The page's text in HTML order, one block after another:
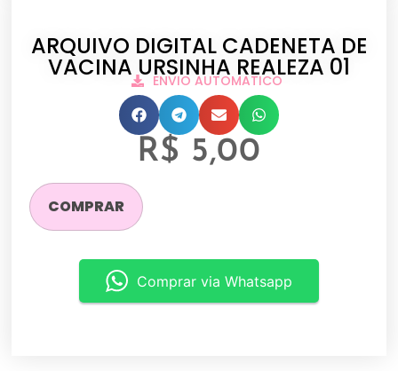
ARQUIVO DIGITAL CADENETA DE
VACINA URSINHA REALEZA 01
ENVIO AUTOMATICO
R$ 5,00
COMPRAR
Comprar via Whatsapp